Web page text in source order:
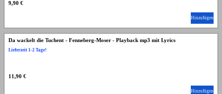
9,90 €
Hinzufügen
Da wackelt die Tuchent - Fenneberg-Moser - Playback mp3 mit Lyrics
Lieferzeit 1-2 Tage!
11,90 €
Hinzufügen